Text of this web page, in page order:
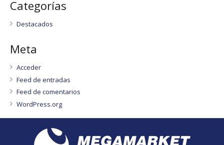
Categorías
Destacados
Meta
Acceder
Feed de entradas
Feed de comentarios
WordPress.org